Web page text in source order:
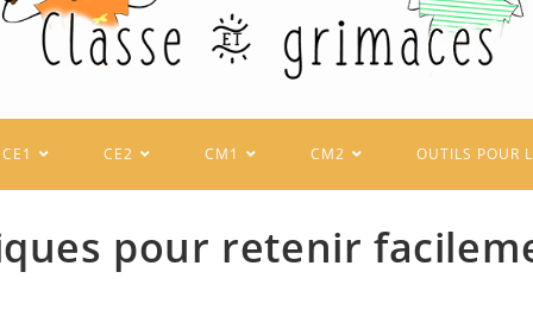
CE1 CE2 CM1 CM2 OUTILS POUR
pour retenir